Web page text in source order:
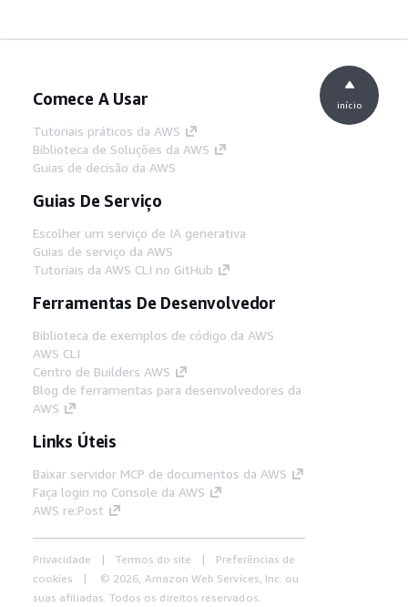
Comece A Usar
Tutoriais práticos da AWS
Biblioteca de Soluções da AWS
Guias de decisão da AWS
Guias De Serviço
Escolher um serviço de IA generativa
Guias de serviço da AWS
Tutoriais da AWS CLI no GitHub
Ferramentas De Desenvolvedor
Biblioteca de exemplos de código da AWS
AWS CLI
Centro de Builders AWS
Blog de ferramentas para desenvolvedores da
AWS
Links Úteis
Baixar servidor MCP de documentos da AWS
Faça login no Console da AWS
AWS re:Post
Privacidade Termos do site
Preferências de
cookies
© 2026, Amazon Web Services, Inc. ou
suas afiliadas. Todos os direitos reservados.
início